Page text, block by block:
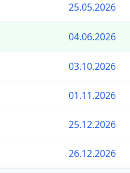
25.05.2026
04.06.2026
03.10.2026
01.11.2026
25.12.2026
26.12.2026